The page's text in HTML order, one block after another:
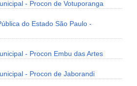
- Procon de Votuporanga
do Estado São Paulo -
- Procon Embu das Artes
- Procon de Jaborandi